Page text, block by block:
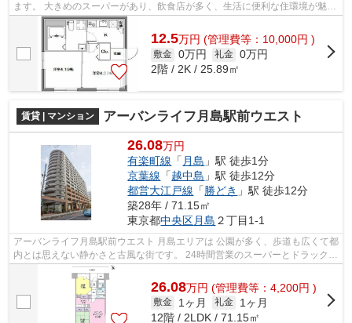
ます。 大きめのスーパーがあり、飲食店が多く、生活に便利な住環境が魅力
です。 治安も良いので女性の一...
12.5万円 (管理費等：10,000円 )
敷金 0万円 礼金 0万円
2階 / 2K / 25.89㎡
賃貸 | マンション アーバンライフ月島駅前ウエスト
26.08万円
有楽町線 「 月島 」駅 徒歩1分
京葉線 「越中島 」駅 徒歩12分
都営大江戸線 「勝どき 」駅 徒歩12分
築28年 / 71.15㎡
東京都中央区月島 ２丁目1-1
アーバンライフ月島駅前ウエスト 月島エリアは 公園が多く、歩道も広くて都
内とは思えない静かさと古風な街です。 24時間営業のスーパーとドラックス
トアもあって生活に困らない住環...
26.08万円 (管理費等：4,200円 )
敷金 1ヶ月 礼金
1ヶ月
12階 / 2LDK / 71.15㎡